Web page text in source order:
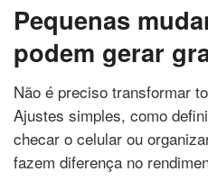
Pequenas
podem gerar
Não é preciso transformar
Ajustes simples, como
checar o celular ou
fazem diferença no